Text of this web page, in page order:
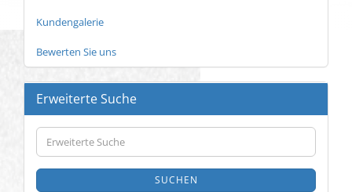
Kundengalerie
Bewerten Sie uns
Erweiterte Suche
Erweiterte
Suche
SUCHEN